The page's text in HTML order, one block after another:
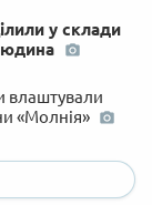
у склади
влаштували
«Молнія»